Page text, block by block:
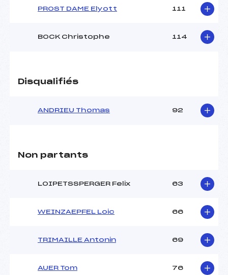
PROST DAME Elyott 111
BOCK Christophe 114
Disqualifiés
ANDRIEU Thomas 92
Non partants
LOIPETSSPERGER Felix 63
WEINZAEPFEL Loic 66
TRIMAILLE Antonin 69
AUER Tom 76